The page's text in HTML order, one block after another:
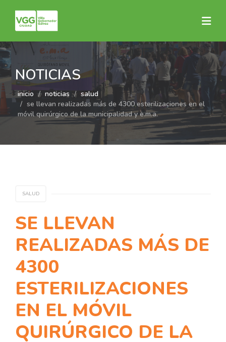
NOTICIAS
inicio noticias
salud
se llevan realizadas más de 4300 esterilizaciones en el
móvil quirúrgico de la municipalidad y e.m.a.
SALUD
SE LLEVAN
REALIZADAS MÁS DE
4300
ESTERILIZACIONES
EN EL MÓVIL
QUIRÚRGICO DE LA